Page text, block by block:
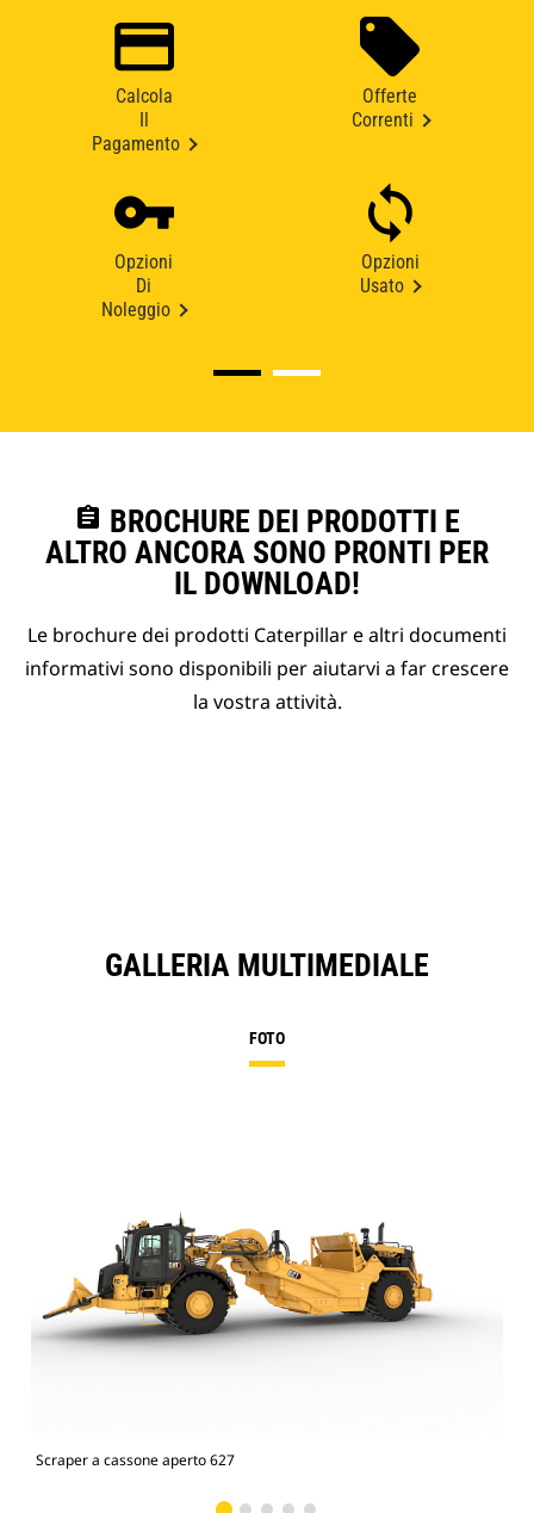
Calcola
Pagamento
Offerte
Correnti
Opzioni
Di
Noleggio
Opzioni
Usato
assignment BROCHURE DEI PRODOTTI E
ALTRO ANCORA SONO PRONTI PER
IL DOWNLOAD!
Le brochure dei prodotti Caterpillar e altri documenti
informativi sono disponibili per aiutarvi a far crescere
la vostra attività.
GALLERIA MULTIMEDIALE
FOTO
Scraper a cassone aperto 627